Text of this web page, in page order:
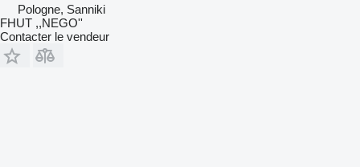
Pologne, Sanniki
FHUT ,,NEGO''
Contacter le vendeur